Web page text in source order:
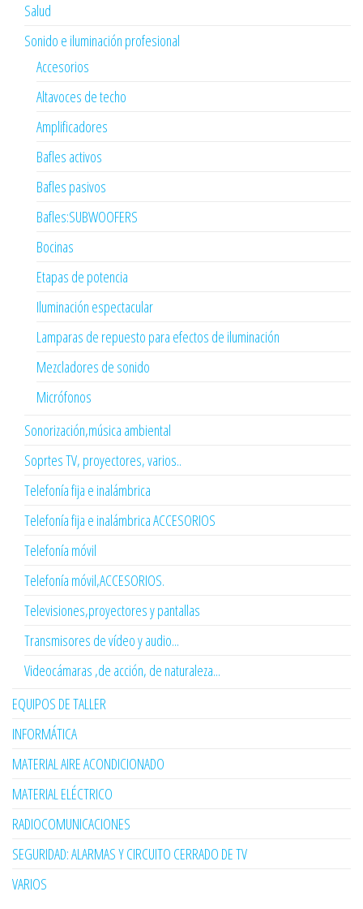
Salud
Sonido e iluminación profesional
Accesorios
Altavoces de techo
Amplificadores
Bafles activos
Bafles pasivos
Bafles:SUBWOOFERS
Bocinas
Etapas de potencia
Iluminación espectacular
Lamparas de repuesto para efectos de iluminación
Mezcladores de sonido
Micrófonos
Sonorización,música ambiental
Soprtes TV, proyectores, varios..
Telefonía fija e inalámbrica
Telefonía fija e inalámbrica ACCESORIOS
Telefonía móvil
Telefonía móvil,ACCESORIOS.
Televisiones,proyectores y pantallas
Transmisores de vídeo y audio...
Videocámaras ,de acción, de naturaleza...
EQUIPOS DE TALLER
INFORMÁTICA
MATERIAL AIRE ACONDICIONADO
MATERIAL ELÉCTRICO
RADIOCOMUNICACIONES
SEGURIDAD: ALARMAS Y CIRCUITO CERRADO DE TV
VARIOS